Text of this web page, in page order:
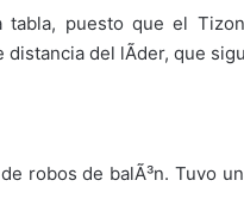
puesto que el
distancia del lÃ­der, que
robos de balÃ³n. Tuvo